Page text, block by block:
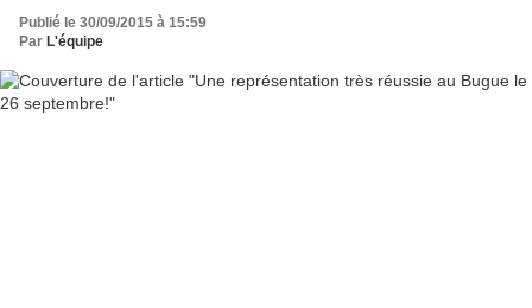
Publié le 30/09/2015 à 15:59
Par L'équipe